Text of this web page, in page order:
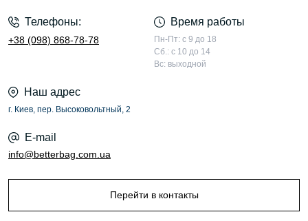
Телефоны:
+38 (098) 868-78-78
Время работы
Пн-Пт: с 9 до 18
Сб.: с 10 до 14
Вс: выходной
Наш адрес
г. Киев, пер. Высоковольтный, 2
E-mail
info@betterbag.com.ua
Перейти в контакты